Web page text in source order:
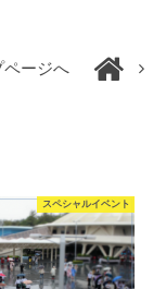
ページへ
スペシャルイベント